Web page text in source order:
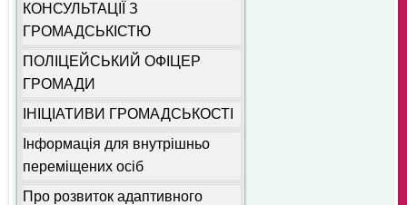
КОНСУЛЬТАЦІЇ З
ГРОМАДСЬКІСТЮ
ПОЛІЦЕЙСЬКИЙ ОФІЦЕР
ГРОМАДИ
ІНІЦІАТИВИ ГРОМАДСЬКОСТІ
Інформація для внутрішньо
переміщених осіб
Про розвиток адаптивного